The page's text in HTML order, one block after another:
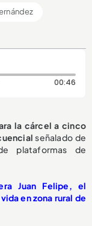
00:46
la cárcel a cinco
señalado de
plataformas de
Juan Felipe, el
en zona rural de